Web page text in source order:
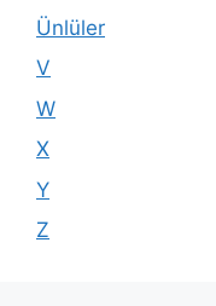
Ünlüler
V
W
X
Y
Z